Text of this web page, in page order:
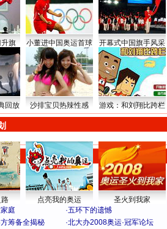
旗 小董进中国奥运首球 开幕式中国旗手风采
回放 沙排宝贝热辣性感 游戏：和刘翔比跨栏
点亮我的奥运
圣火到我家
庭 ·五环下的遗憾
筹备全揭秘 ·北大办2008奥运·冠军论坛